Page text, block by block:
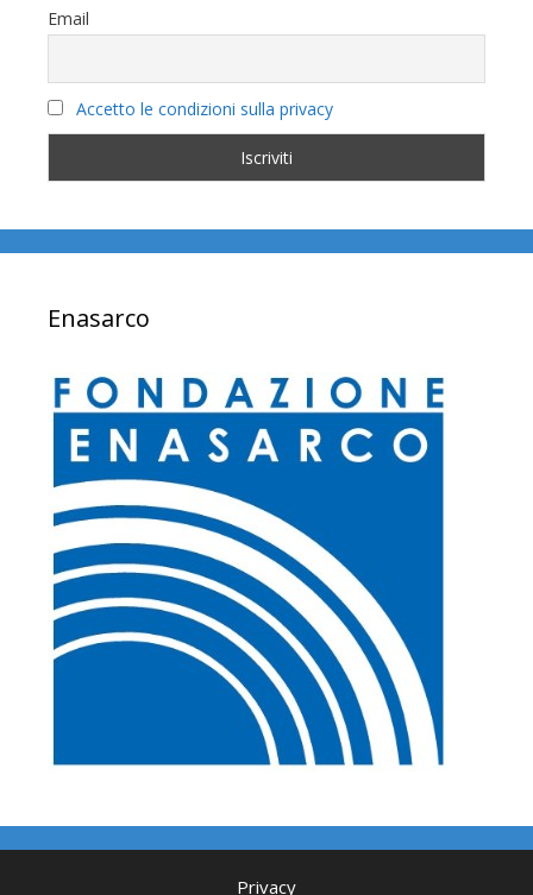
Email
Accetto le condizioni sulla privacy
Enasarco
Privacy